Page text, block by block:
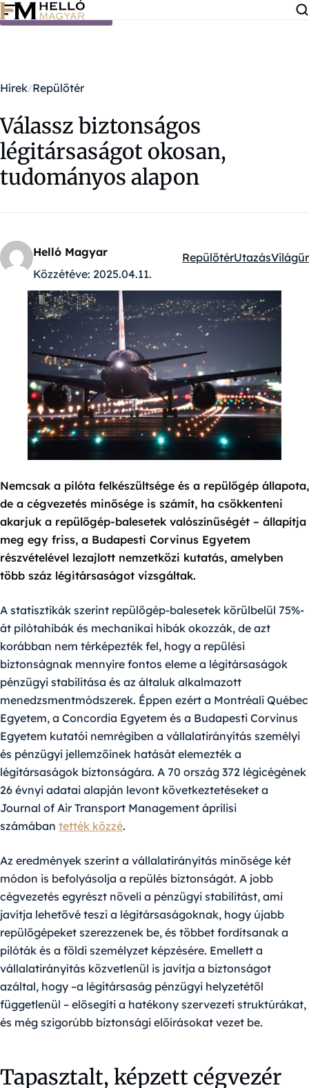
Ugrás a tartalomra
Hírek Repülőtér
Válassz biztonságos
légitársaságot okosan,
tudományos alapon
Helló Magyar
Közzétéve: 2025.04.11.
Kategóriák:
RepülőtérUtazásVilágűr
Nemcsak a pilóta felkészültsége és a repülőgép állapota,
de a cégvezetés minősége is számít, ha csökkenteni
akarjuk a repülőgép-balesetek valószínűségét – állapítja
meg egy friss, a Budapesti Corvinus Egyetem
részvételével lezajlott nemzetközi kutatás, amelyben
több száz légitársaságot vizsgáltak.
A statisztikák szerint repülőgép-balesetek körülbelül 75%-
át pilótahibák és mechanikai hibák okozzák, de azt
korábban nem térképezték fel, hogy a repülési
biztonságnak mennyire fontos eleme a légitársaságok
pénzügyi stabilitása és az általuk alkalmazott
menedzsmentmódszerek. Éppen ezért a Montréali Québec
Egyetem, a Concordia Egyetem és a Budapesti Corvinus
Egyetem kutatói nemrégiben a vállalatirányítás személyi
és pénzügyi jellemzőinek hatását elemezték a
légitársaságok biztonságára. A 70 ország 372 légicégének
26 évnyi adatai alapján levont következtetéseket a
Journal of Air Transport Management áprilisi
számában tették közzé.
Az eredmények szerint a vállalatirányítás minősége két
módon is befolyásolja a repülés biztonságát. A jobb
cégvezetés egyrészt növeli a pénzügyi stabilitást, ami
javítja lehetővé teszi a légitársaságoknak, hogy újabb
repülőgépeket szerezzenek be, és többet fordítsanak a
pilóták és a földi személyzet képzésére. Emellett a
vállalatirányítás közvetlenül is javítja a biztonságot
azáltal, hogy –a légitársaság pénzügyi helyzetétől
függetlenül – elősegíti a hatékony szervezeti struktúrákat,
és még szigorúbb biztonsági előírásokat vezet be.
Tapasztalt, képzett cégvezér